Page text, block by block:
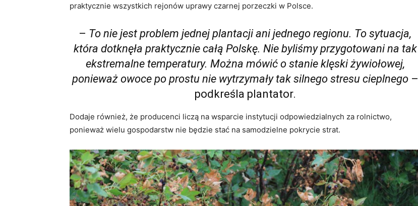
praktycznie wszystkich rejonów uprawy czarnej porzeczki w Polsce.
– To nie jest problem jednej plantacji ani jednego regionu. To sytuacja,
która dotknęła praktycznie całą Polskę. Nie byliśmy przygotowani na tak
ekstremalne temperatury. Można mówić o stanie klęski żywiołowej,
ponieważ owoce po prostu nie wytrzymały tak silnego stresu cieplnego–
podkreśla plantator.
Dodaje również, że producenci liczą na wsparcie instytucji odpowiedzialnych za rolnictwo,
ponieważ wielu gospodarstw nie będzie stać na samodzielne pokrycie strat.